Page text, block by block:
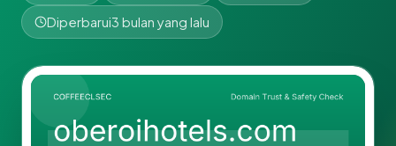
Diperbarui3 bulan yang lalu